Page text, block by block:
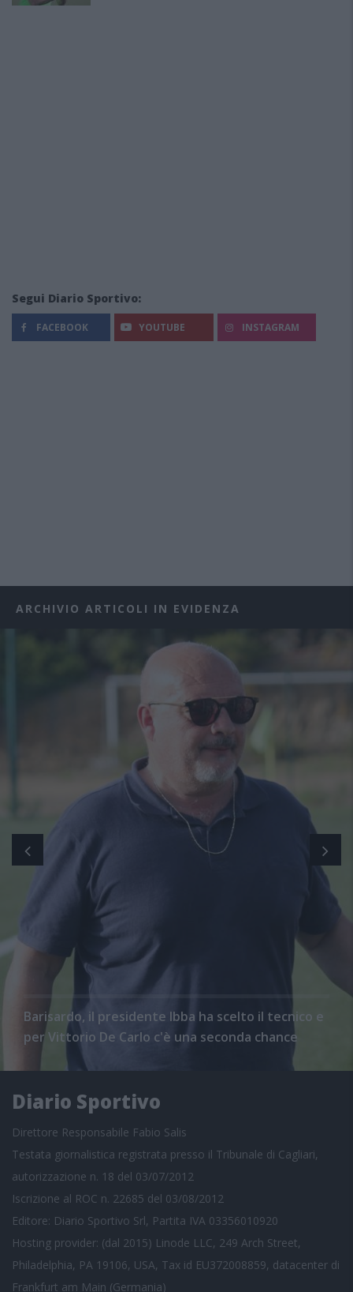
Segui Diario Sportivo:
FACEBOOK YOUTUBE INSTAGRAM
ARCHIVIO ARTICOLI IN EVIDENZA
Barisardo, il presidente Ibba ha scelto il tecnico e
per Vittorio De Carlo c'è una seconda chance
Diario Sportivo
Direttore Responsabile Fabio Salis
Testata giornalistica registrata presso il Tribunale di Cagliari,
autorizzazione n. 18 del 03/07/2012
Iscrizione al ROC n. 22685 del 03/08/2012
Editore: Diario Sportivo Srl, Partita IVA 03356010920
Hosting provider: (dal 2015) Linode LLC, 249 Arch Street,
Philadelphia, PA 19106, USA, Tax id EU372008859, datacenter di
Frankfurt am Main (Germania)